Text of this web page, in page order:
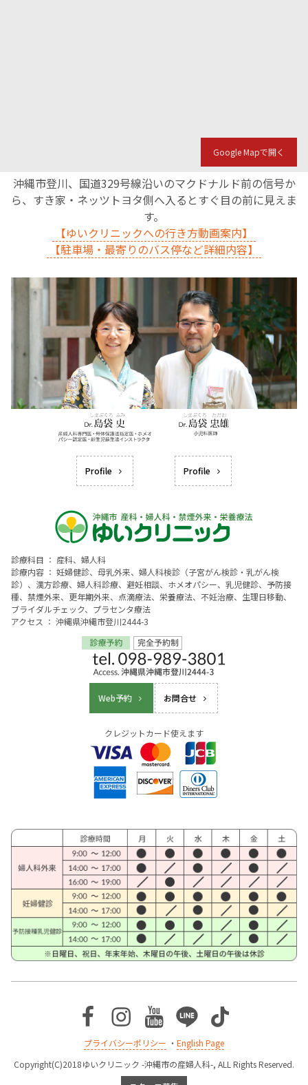
Google Mapで開く
沖縄市登川、国道329号線沿いのマクドナルド前の信号か
ら、すき家・ネッツトヨタ側へ入るとすぐ目の前に見えま
す。
【ゆいクリニックへの行き方動画案内】
【駐車場・最寄りのバス停など詳細内容】
Profile Profile
診療科目 ： 産科、婦人科
診療内容 ： 妊婦健診、母乳外来、婦人科検診（子宮がん検診・乳がん検
診）、漢方診療、婦人科診療、避妊相談、ホメオパシー、乳児健診、予防接
種、禁煙外来、更年期外来、点滴療法、栄養療法、不妊治療、生理日移動、
ブライダルチェック、プラセンタ療法
アクセス ： 沖縄県沖縄市登川2444-3
Web予約 お問合せ
クレジットカード使えます
Facebook
Instagram
Youtube
LineTikTok
プライバシーポリシー ・ English Page
Copyright(C)2018ゆいクリニック -沖縄市の産婦人科-, ALL Rights Reserved.